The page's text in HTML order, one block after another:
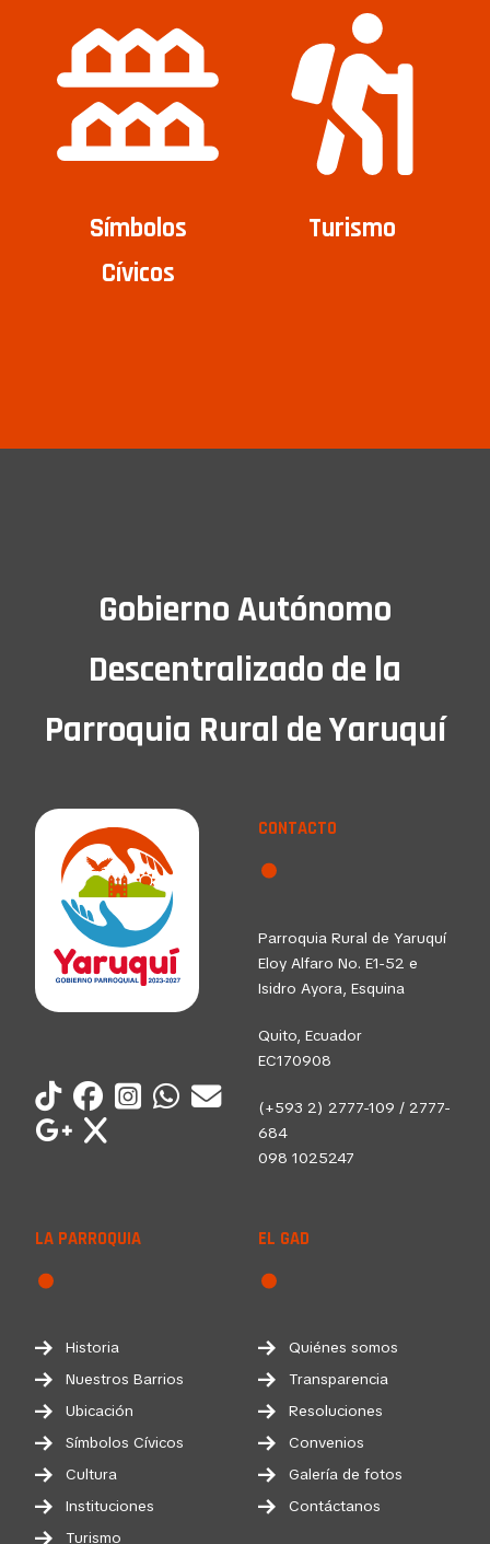
Símbolos
Cívicos
Turismo
Gobierno Autónomo
Descentralizado de la
Parroquia Rural de Yaruquí
CONTACTO
Parroquia Rural de Yaruquí
Eloy Alfaro No. E1-52 e
Isidro Ayora, Esquina
Quito, Ecuador
EC170908
(+593 2) 2777-109 / 2777-
684
098 1025247
LA PARROQUIA
Historia
Nuestros Barrios
Ubicación
Símbolos Cívicos
Cultura
Instituciones
Turismo
EL GAD
Quiénes somos
Transparencia
Resoluciones
Convenios
Galería de fotos
Contáctanos